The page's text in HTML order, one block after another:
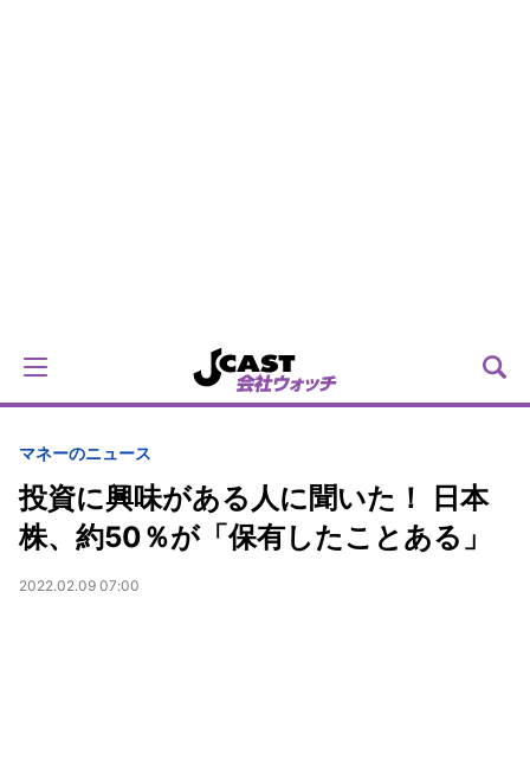
マネーのニュース
投資に興味がある人に聞いた！ 日本
株、約50％が「保有したことある」
2022.02.09 07:00